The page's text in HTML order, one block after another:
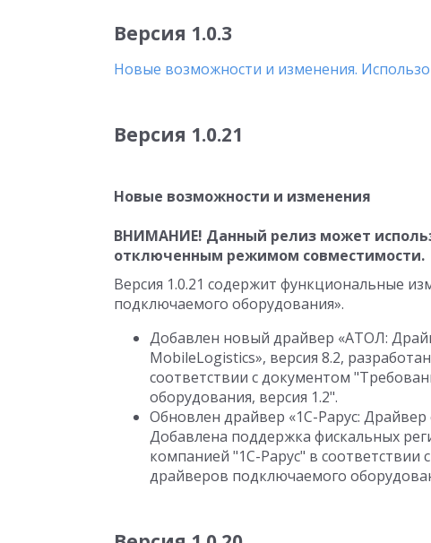
Версия 1.0.3
Новые возможности и изменения.
Версия 1.0.21
Новые возможности и изменения
ВНИМАНИЕ! Данный релиз может
отключенным режимом совместимости.
Версия 1.0.21 содержит функциональные
подключаемого оборудования».
Добавлен новый драйвер «АТОЛ:
MobileLogistics», версия 8.2,
соответствии с документом
оборудования, версия 1.2".
Обновлен драйвер «1С-Рарус: Драйвер
Добавлена поддержка фискальных
компанией "1С-Рарус" в соответствии
драйверов подключаемого